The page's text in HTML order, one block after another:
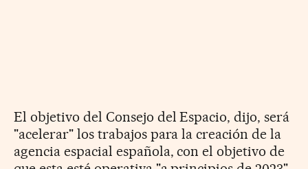
El objetivo del Consejo del Espacio, dijo, será
"acelerar" los trabajos para la creación de la
agencia espacial española, con el objetivo de